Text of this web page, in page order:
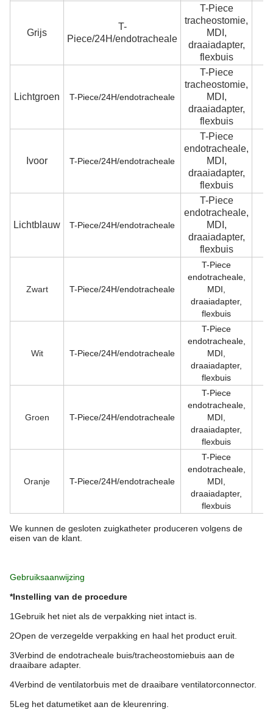
Grijs
T-
Piece/24H/endotracheale
T-Piece
tracheostomie,
MDI,
draaiadapter,
flexbuis
Lichtgroen T-Piece/24H/endotracheale
T-Piece
tracheostomie,
MDI,
draaiadapter,
flexbuis
Ivoor T-Piece/24H/endotracheale
T-Piece
endotracheale,
MDI,
draaiadapter,
flexbuis
Lichtblauw T-Piece/24H/endotracheale
T-Piece
endotracheale,
MDI,
draaiadapter,
flexbuis
Zwart T-Piece/24H/endotracheale
T-Piece
endotracheale,
MDI,
draaiadapter,
flexbuis
Wit T-Piece/24H/endotracheale
T-Piece
endotracheale,
MDI,
draaiadapter,
flexbuis
Groen T-Piece/24H/endotracheale
T-Piece
endotracheale,
MDI,
draaiadapter,
flexbuis
Oranje T-Piece/24H/endotracheale
T-Piece
endotracheale,
MDI,
draaiadapter,
flexbuis
We kunnen de gesloten zuigkatheter produceren volgens de
eisen van de klant.
Gebruiksaanwijzing
*Instelling van de procedure
1Gebruik het niet als de verpakking niet intact is.
2Open de verzegelde verpakking en haal het product eruit.
3Verbind de endotracheale buis/tracheostomiebuis aan de
draaibare adapter.
4Verbind de ventilatorbuis met de draaibare ventilatorconnector.
5Leg het datumetiket aan de kleurenring.